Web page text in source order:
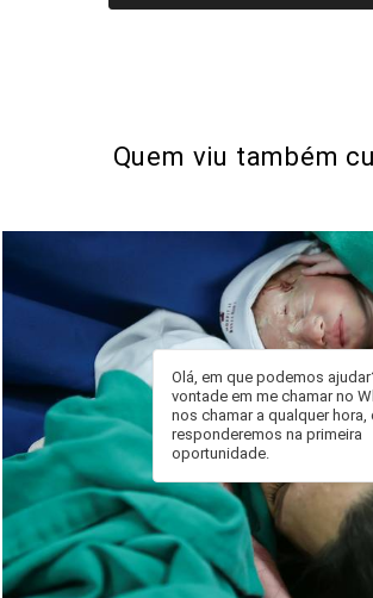
Quem viu também
2123 0
Olá, em que podemos
vontade em me chamar no
nos chamar a qualquer hora,
responderemos na primeira
oportunidade.